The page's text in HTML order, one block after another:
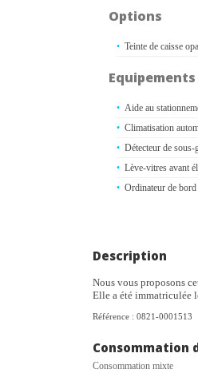
Options
Teinte de caisse
Equipements
Aide au
Climatisation
Détecteur de sous-
Lève-vitres avant
Ordinateur de bord
Pack Visibilité :
d'accueil et
Volant réglable en
Description
Nous vous proposons
Elle a été immatriculée
Référence : 0821-0001513
Consommation
Consommation mixte